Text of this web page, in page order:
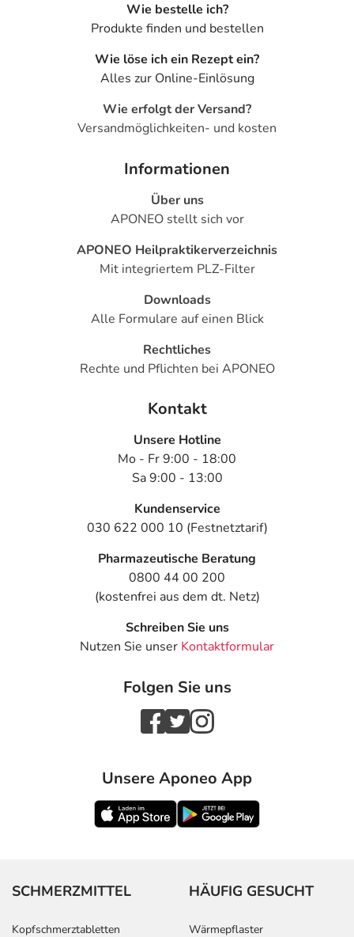
Wie bestelle ich?
Produkte finden und bestellen
Wie löse ich ein Rezept ein?
Alles zur Online-Einlösung
Wie erfolgt der Versand?
Versandmöglichkeiten- und kosten
Informationen
Über uns
APONEO stellt sich vor
APONEO Heilpraktikerverzeichnis
Mit integriertem PLZ-Filter
Downloads
Alle Formulare auf einen Blick
Rechtliches
Rechte und Pflichten bei APONEO
Kontakt
Unsere Hotline
Mo - Fr 9:00 - 18:00
Sa 9:00 - 13:00
Kundenservice
030 622 000 10 (Festnetztarif)
Pharmazeutische Beratung
0800 44 00 200
(kostenfrei aus dem dt. Netz)
Schreiben Sie uns
Nutzen Sie unser Kontaktformular
Folgen Sie uns
Unsere Aponeo App
SCHMERZMITTEL
Kopfschmerztabletten
HÄUFIG GESUCHT
Wärmepflaster